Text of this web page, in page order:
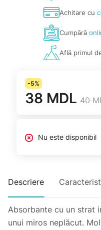
Achitare cu
Cumpără
Află primul
-5%
38 MDL 40
Nu este disponibil
Descriere
Absorbante cu un strat
unui miros neplăcut.